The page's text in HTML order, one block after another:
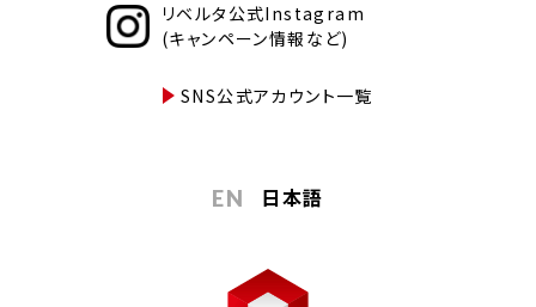
リベルタ公式Instagram
(キャンペーン情報など)
SNS公式アカウント一覧
EN 日本語